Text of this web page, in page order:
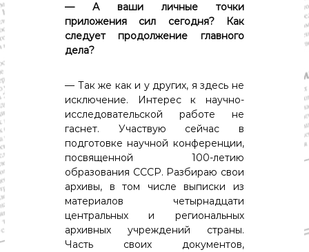
— А ваши личные точки
приложения сил сегодня? Как
следует продолжение главного
дела?
— Так же как и у других, я здесь не
исключение. Интерес к научно-
исследовательской работе не
гаснет. Участвую сейчас в
подготовке научной конференции,
посвященной 100-летию
образования СССР. Разбираю свои
архивы, в том числе выписки из
материалов четырнадцати
центральных и региональных
архивных учреждений страны.
Часть своих документов,